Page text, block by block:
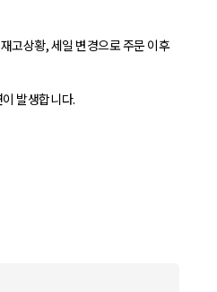
고상황, 세일 변경으로 주문 이후
발생합니다.